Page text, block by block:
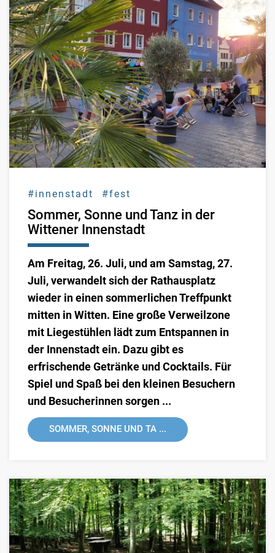
#innenstadt #fest
Sommer, Sonne und Tanz in der
Wittener Innenstadt
Am Freitag, 26. Juli, und am Samstag, 27.
Juli, verwandelt sich der Rathausplatz
wieder in einen sommerlichen Treffpunkt
mitten in Witten. Eine große Verweilzone
mit Liegestühlen lädt zum Entspannen in
der Innenstadt ein. Dazu gibt es
erfrischende Getränke und Cocktails. Für
Spiel und Spaß bei den kleinen Besuchern
und Besucherinnen sorgen ...
SOMMER, SONNE UND TA ...